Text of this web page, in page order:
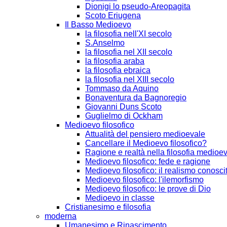
Dionigi lo pseudo-Areopagita
Scoto Eriugena
Il Basso Medioevo
la filosofia nell'XI secolo
S.Anselmo
la filosofia nel XII secolo
la filosofia araba
la filosofia ebraica
la filosofia nel XIII secolo
Tommaso da Aquino
Bonaventura da Bagnoregio
Giovanni Duns Scoto
Guglielmo di Ockham
Medioevo filosofico
Attualità del pensiero medioevale
Cancellare il Medioevo filosofico?
Ragione e realtà nella filosofia
Medioevo filosofico: fede e ragione
Medioevo filosofico: il realismo
Medioevo filosofico: l'ilemorfismo
Medioevo filosofico: le prove di Dio
Medioevo in classe
Cristianesimo e filosofia
moderna
Umanesimo e Rinascimento